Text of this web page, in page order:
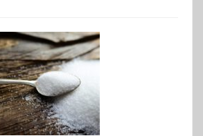
Freund
in
Gefahr
ist:
Brandschutz
für
Hunde